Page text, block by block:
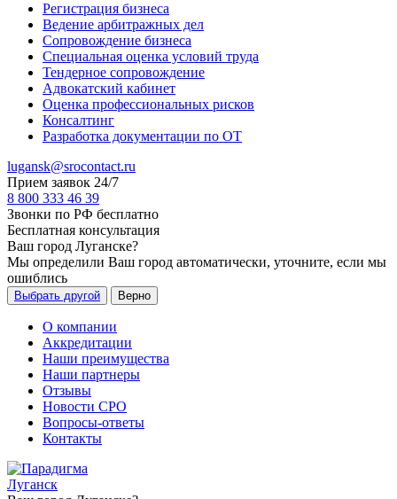
Регистрация бизнеса
Ведение арбитражных дел
Сопровождение бизнеса
Специальная оценка условий труда
Тендерное сопровождение
Адвокатский кабинет
Оценка профессиональных рисков
Консалтинг
Разработка документации по ОТ
lugansk@srocontact.ru
Прием заявок 24/7
8 800 333 46 39
Звонки по РФ бесплатно
Бесплатная консультация
Ваш город Луганске?
Мы определили Ваш город автоматически, уточните, если мы
ошиблись
Выбрать другой Верно
О компании
Аккредитации
Наши преимущества
Наши партнеры
Отзывы
Новости СРО
Вопросы-ответы
Контакты
Луганск